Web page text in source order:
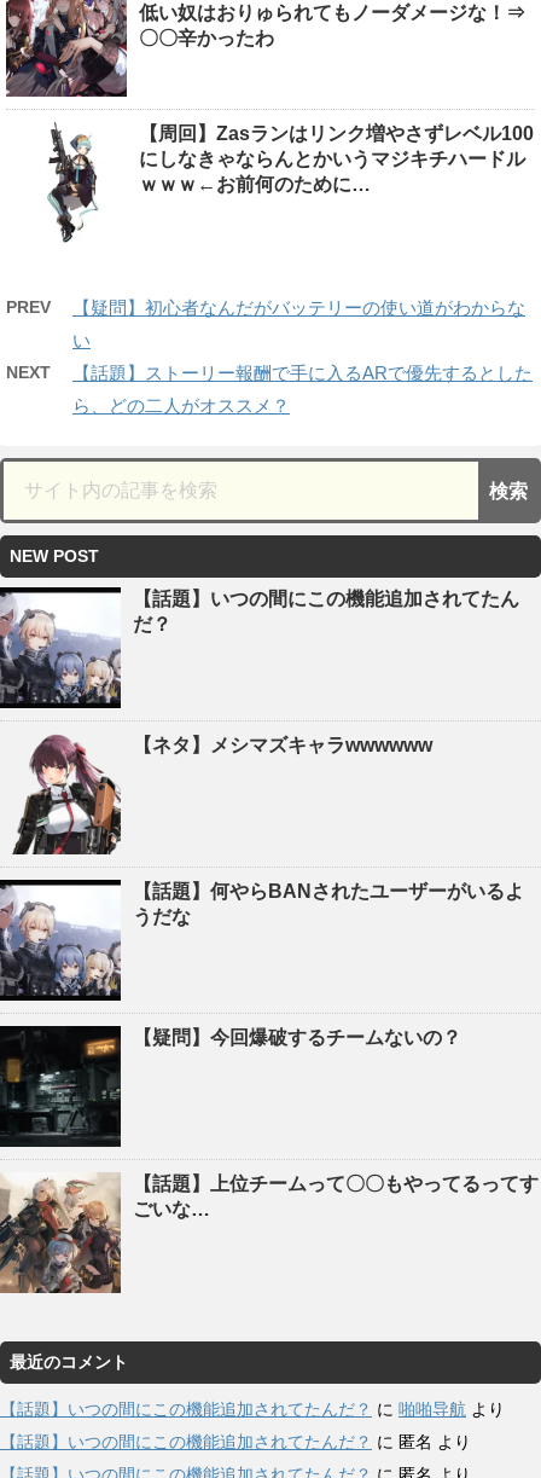
低い奴はおりゅられてもノーダメージな！⇒
〇〇辛かったわ
【周回】Zasランはリンク増やさずレベル100
にしなきゃならんとかいうマジキチハードル
ｗｗｗ←お前何のために…
PREV
【疑問】初心者なんだがバッテリーの使い道がわからな
い
NEXT
【話題】ストーリー報酬で手に入るARで優先するとした
ら、どの二人がオススメ？
NEW POST
【話題】いつの間にこの機能追加されてたん
だ？
【ネタ】メシマズキャラwwwwww
【話題】何やらBANされたユーザーがいるよ
うだな
【疑問】今回爆破するチームないの？
【話題】上位チームって〇〇もやってるってす
ごいな…
最近のコメント
【話題】いつの間にこの機能追加されてたんだ？ に 啪啪导航 より
【話題】いつの間にこの機能追加されてたんだ？ に 匿名 より